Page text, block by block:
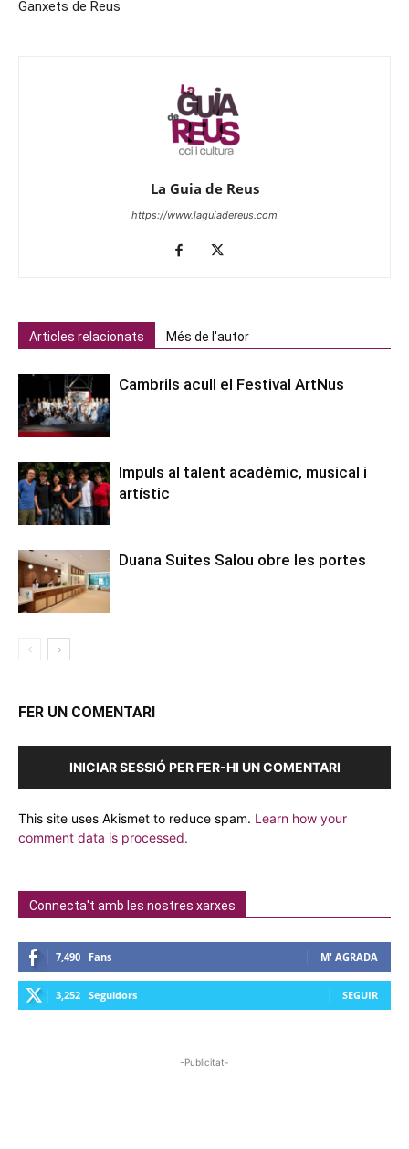
Ganxets de Reus
La Guia de Reus
https://www.laguiadereus.com
Articles relacionats Més de l'autor
Cambrils acull el Festival ArtNus
Impuls al talent acadèmic, musical i
artístic
Duana Suites Salou obre les portes
FER UN COMENTARI
INICIAR SESSIÓ PER FER-HI UN COMENTARI
This site uses Akismet to reduce spam. Learn how your
comment data is processed.
Connecta't amb les nostres xarxes
7,490 Fans M' AGRADA
3,252 Seguidors SEGUIR
-Publicitat-